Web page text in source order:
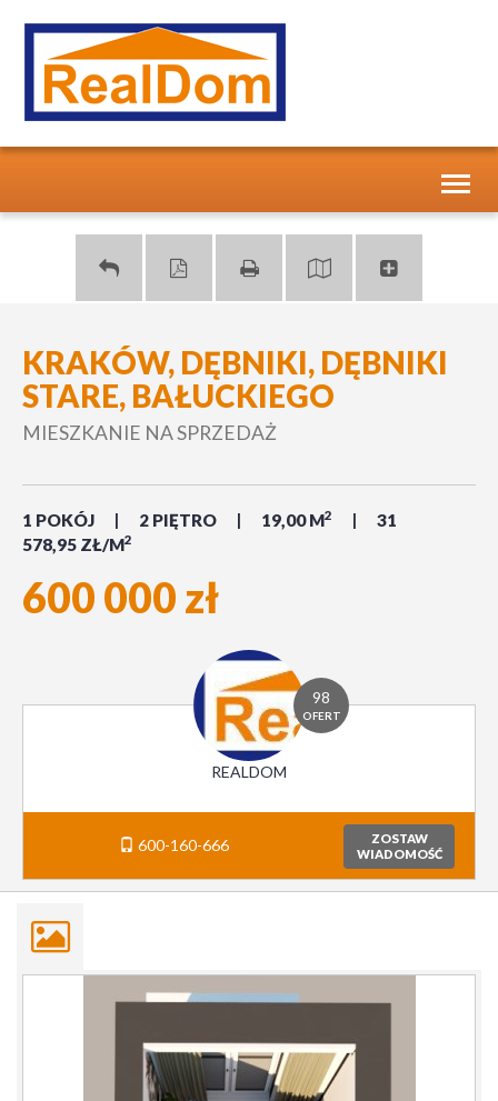
KRAKÓW, DĘBNIKI, DĘBNIKI
STARE, BAŁUCKIEGO
MIESZKANIE NA SPRZEDAŻ
1 POKÓJ 2 PIĘTRO 19,00 M2
31
578,95 ZŁ/M2
600 000 zł
98
OFERT
REALDOM
600-160-666
ZOSTAW
WIADOMOŚĆ